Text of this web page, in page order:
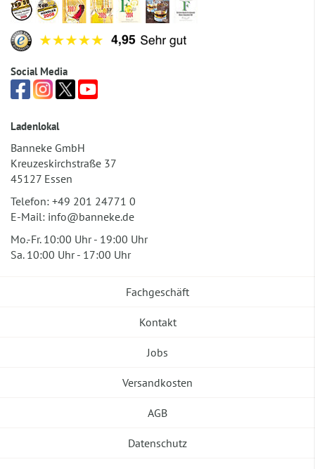
Social Media
Ladenlokal
Banneke GmbH
Kreuzeskirchstraße 37
45127 Essen
Telefon: +49 201 24771 0
E-Mail: info@banneke.de
Mo.-Fr. 10:00 Uhr - 19:00 Uhr
Sa. 10:00 Uhr - 17:00 Uhr
Fachgeschäft
Kontakt
Jobs
Versandkosten
AGB
Datenschutz